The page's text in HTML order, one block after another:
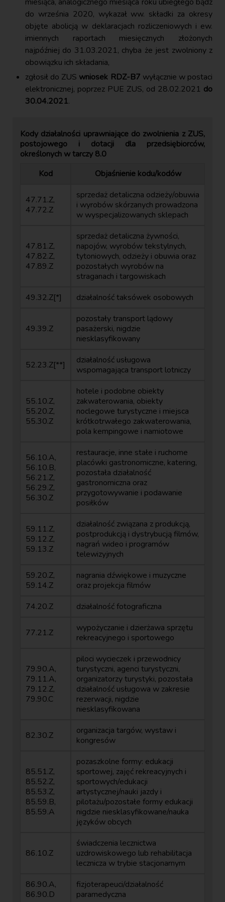
do września 2020, wykazał ww. składki za okresy
objęte abolicją w deklaracjach rozliczeniowych i ew.
imiennych raportach miesięcznych złożonych
najpóźniej do 31.03.2021, chyba że jest zwolniony z
obowiązku ich składania,
zgłosił do ZUS wniosek RDZ-B7 wyłącznie w postaci
elektronicznej, poprzez PUE ZUS, od 28.02.2021 do
30.04.2021.
Kody działalności uprawniające do zwolnienia z ZUS,
postojowego i dotacji dla przedsiębiorców,
określonych w tarczy 8.0
Kod
Objaśnienie kodu/kodów
47.71.Z,
47.72.Z
sprzedaż detaliczna odzieży/obuwia
i wyrobów skórzanych prowadzona
w wyspecjalizowanych sklepach
47.81.Z,
47.82.Z,
47.89.Z
sprzedaż detaliczna żywności,
napojów, wyrobów tekstylnych,
tytoniowych, odzieży i obuwia oraz
pozostałych wyrobów na
straganach i targowiskach
49.32.Z[*]
działalność taksówek osobowych
49.39.Z
pozostały transport lądowy
pasażerski, nigdzie
niesklasyfikowany
52.23.Z[**]
działalność usługowa
wspomagająca transport lotniczy
55.10.Z,
55.20.Z,
55.30.Z
hotele i podobne obiekty
zakwaterowania, obiekty
noclegowe turystyczne i miejsca
krótkotrwałego zakwaterowania,
pola kempingowe i namiotowe
56.10.A,
56.10.B,
56.21.Z,
56.29.Z,
56.30.Z
restauracje, inne stałe i ruchome
placówki gastronomiczne, katering,
pozostała działalność
gastronomiczna oraz
przygotowywanie i podawanie
posiłków
59.11.Z,
59.12.Z,
59.13.Z
działalność związana z produkcją,
postprodukcją i dystrybucją filmów,
nagrań wideo i programów
telewizyjnych
59.20.Z,
59.14.Z
nagrania dźwiękowe i muzyczne
oraz projekcja filmów
74.20.Z
działalność fotograficzna
77.21.Z
wypożyczanie i dzierżawa sprzętu
rekreacyjnego i sportowego
79.90.A,
79.11.A,
79.12.Z,
79.90.C
piloci wycieczek i przewodnicy
turystyczni, agenci turystyczni,
organizatorzy turystyki, pozostała
działalność usługowa w zakresie
rezerwacji, nigdzie
niesklasyfikowana
82.30.Z
organizacja targów, wystaw i
kongresów
85.51.Z,
85.52.Z,
85.53.Z,
85.59.B,
85.59.A
pozaszkolne formy: edukacji
sportowej, zajęć rekreacyjnych i
sportowych/edukacji
artystycznej/nauki jazdy i
pilotażu/pozostałe formy edukacji
nigdzie niesklasyfikowane/nauka
języków obcych
86.10.Z
świadczenia lecznictwa
uzdrowiskowego lub rehabilitacja
lecznicza w trybie stacjonarnym
86.90.A,
86.90.D
fizjoterapeuci/działalność
paramedyczna